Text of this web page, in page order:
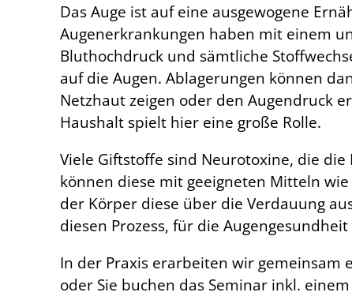
Das Auge ist auf eine ausgewogene
Augenerkrankungen haben mit einem
Bluthochdruck und sämtliche
auf die Augen. Ablagerungen können
Netzhaut zeigen oder den Augendruck
Haushalt spielt hier eine große Rolle.
Viele Giftstoffe sind Neurotoxine, die
können diese mit geeigneten Mitteln
der Körper diese über die Verdauung
diesen Prozess, für die
In der Praxis erarbeiten wir gemeinsam
oder Sie buchen das Seminar inkl.